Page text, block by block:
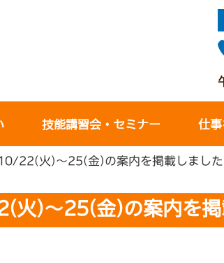
技能講習会・セミナー 仕
22(火)～25(金)の案内を掲載しました
火)～25(金)の案内を